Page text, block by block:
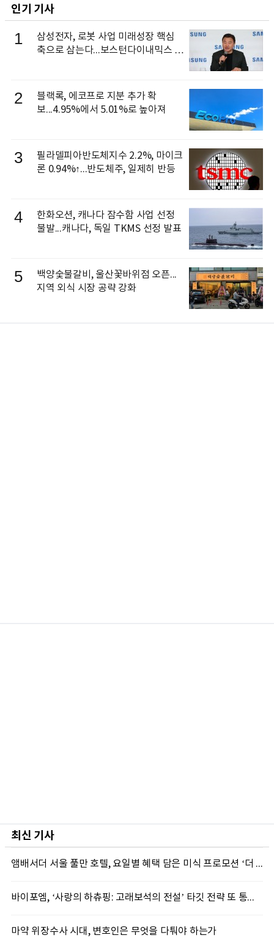
인기 기사
1
삼성전자, 로봇 사업 미래성장 핵심
축으로 삼는다...보스턴다이내믹스 출
2
블랙록, 에코프로 지분 추가 확
보...4.95%에서 5.01%로 높아져
3
필라델피아반도체지수 2.2%, 마이크
론 0.94%↑...반도체주, 일제히 반등
4
한화오션, 캐나다 잠수함 사업 선정
불발...캐나다, 독일 TKMS 선정 발표
5
백양숯불갈비, 울산꽃바위점 오픈...
지역 외식 시장 공략 강화
최신 기사
앰배서더 서울 풀만 호텔, 요일별 혜택 담은 미식 프로모션 ‘더 킹스 : 다이닝 프리빌리지즈’ 선봬
바이포엠, ‘사랑의 하츄핑: 고래보석의 전설’ 타깃 전략 또 통했다
마약 위장수사 시대, 변호인은 무엇을 다퉈야 하는가